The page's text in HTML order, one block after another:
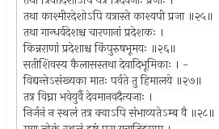
तथा काश्मीरदेशोऽपि यत्रास्ते काश्यपी प्रजा ॥२५॥
तथा गान्धर्वदेशश्च चारणानां प्रदेशकः ।
किन्नराणां प्रदेशाश्च किंपुरुषभूमयः ॥२६॥
सतीशिवस्य कैलासस्तथा देवादिभूमिकाः । -
विद्यन्तेऽसंख्यका मातः पर्वते तु हिमालये ॥२७॥
तत्र विघ्ना भवेयुर्वै देवमानवदैत्यजाः ।
निर्जनं न स्थलं तत्र क्वाऽपि संभाव्यतेऽम्ब वै ॥२८॥